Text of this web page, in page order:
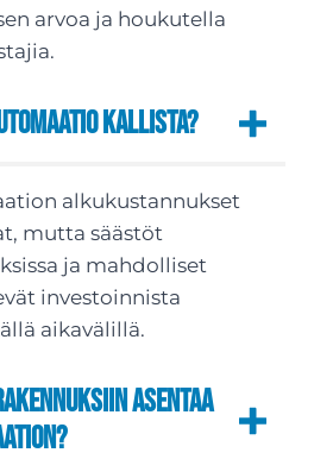
arvoa ja houkutella
kallista?
alkukustannukset
mutta säästöt
ja mahdolliset
investoinnista
aikavälillä.
asentaa